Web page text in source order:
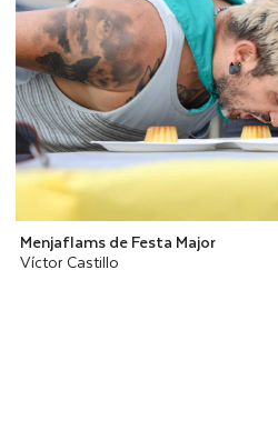
Menjaflams de Festa Major
Víctor Castillo